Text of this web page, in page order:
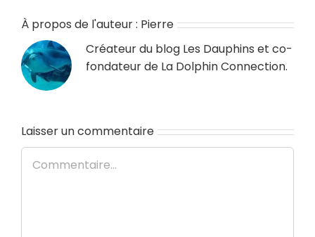
À propos de l'auteur : Pierre
Créateur du blog Les Dauphins et co-
fondateur de La Dolphin Connection.
Laisser un commentaire
Commentaire